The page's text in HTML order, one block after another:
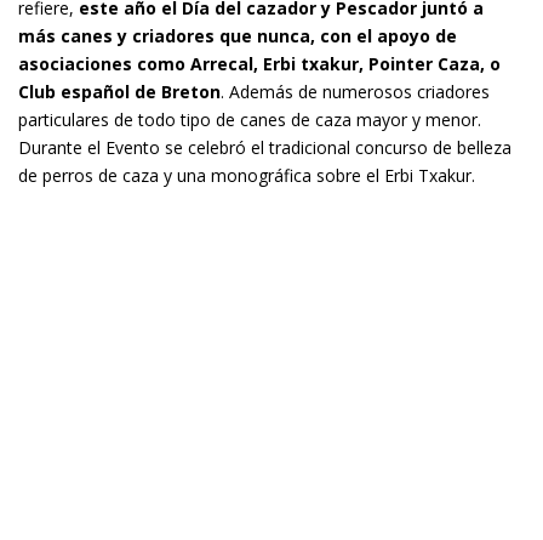
refiere, este año el Día del cazador y Pescador juntó a
más canes y criadores que nunca, con el apoyo de
asociaciones como Arrecal, Erbi txakur, Pointer Caza, o
Club español de Breton. Además de numerosos criadores
particulares de todo tipo de canes de caza mayor y menor.
Durante el Evento se celebró el tradicional concurso de belleza
de perros de caza y una monográfica sobre el Erbi Txakur.